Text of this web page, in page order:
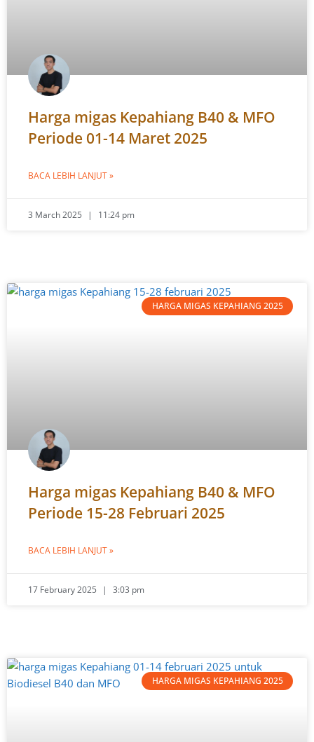
Harga migas Kepahiang B40 & MFO
Periode 01-14 Maret 2025
BACA LEBIH LANJUT »
3 March 2025 11:24 pm
HARGA MIGAS KEPAHIANG 2025
Harga migas Kepahiang B40 & MFO
Periode 15-28 Februari 2025
BACA LEBIH LANJUT »
17 February 2025 3:03 pm
HARGA MIGAS KEPAHIANG 2025